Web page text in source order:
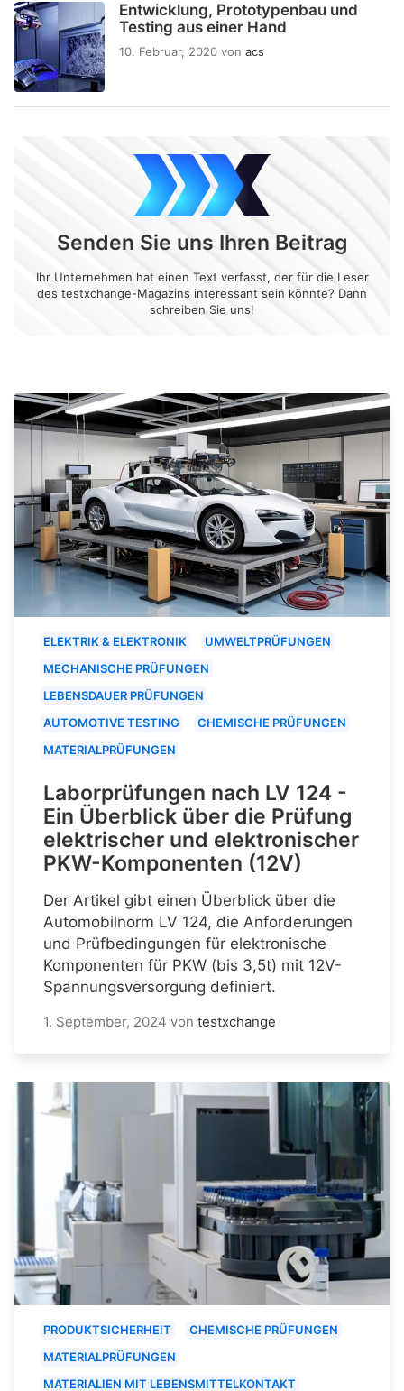
Entwicklung, Prototypenbau und
Testing aus einer Hand
10. Februar, 2020 von acs
Senden Sie uns Ihren Beitrag
Ihr Unternehmen hat einen Text verfasst, der für die Leser
des testxchange-Magazins interessant sein könnte? Dann
schreiben Sie uns!
ELEKTRIK & ELEKTRONIK
UMWELTPRÜFUNGEN
MECHANISCHE PRÜFUNGEN
LEBENSDAUER PRÜFUNGEN
AUTOMOTIVE TESTING
CHEMISCHE PRÜFUNGEN
MATERIALPRÜFUNGEN
Laborprüfungen nach LV 124 -
Ein Überblick über die Prüfung
elektrischer und elektronischer
PKW-Komponenten (12V)
Der Artikel gibt einen Überblick über die
Automobilnorm LV 124, die Anforderungen
und Prüfbedingungen für elektronische
Komponenten für PKW (bis 3,5t) mit 12V-
Spannungsversorgung definiert.
1. September, 2024 von testxchange
PRODUKTSICHERHEIT
CHEMISCHE PRÜFUNGEN
MATERIALPRÜFUNGEN
MATERIALIEN MIT LEBENSMITTELKONTAKT